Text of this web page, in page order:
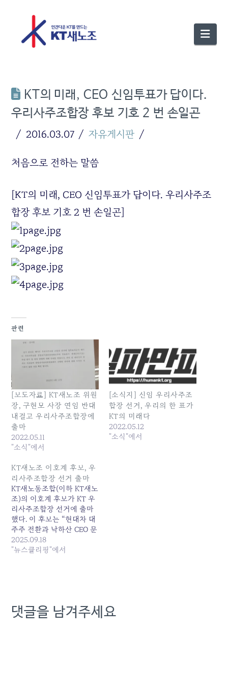
KT의 미래, CEO 신임투표가 답이다.
우리사주조합장 후보 기호 2 번 손일곤
2016.03.07 자유게시판
처음으로 전하는 말씀
[KT의 미래, CEO 신임투표가 답이다. 우리사주조
합장 후보 기호 2 번 손일곤]
관련
[보도자료] KT새노조 위원
장, 구현모 사장 연임 반대
내걸고 우리사주조합장에
출마
2022.05.11
"소식"에서
[소식지] 신임 우리사주조
합장 선거, 우리의 한 표가
KT의 미래다
2022.05.12
"소식"에서
KT새노조 이호계 후보, 우
리사주조합장 선거 출마
KT새노동조합(이하 KT새노
조)의 이호계 후보가 KT 우
리사주조합장 선거에 출마
했다. 이 후보는 “현대차 대
주주 전환과 낙하산 CEO 문
제 등 KT의 지배구조 이슈
가 부상한 상황에서 우리사
2025.09.18
"뉴스클리핑"에서
댓글을 남겨주세요